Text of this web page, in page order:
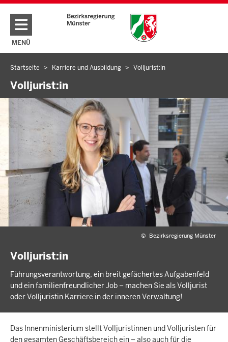
Direkt zum Inhalt
MENÜ
NAVIGATION AKTIVIEREN/DEAKTIVIEREN: HAUPTMENÜ
Sie
befinden
hier
Startseite Karriere und Ausbildung Volljurist:in
Volljurist:in
© Bezirksregierung Münster
Volljurist:in
Führungsverantwortung, ein breit gefächertes Aufgabenfeld
und ein familienfreundlicher Job – machen Sie als Volljurist
oder Volljuristin Karriere in der inneren Verwaltung!
Das Innenministerium stellt Volljuristinnen und Volljuristen für
den gesamten Geschäftsbereich ein – also auch für die